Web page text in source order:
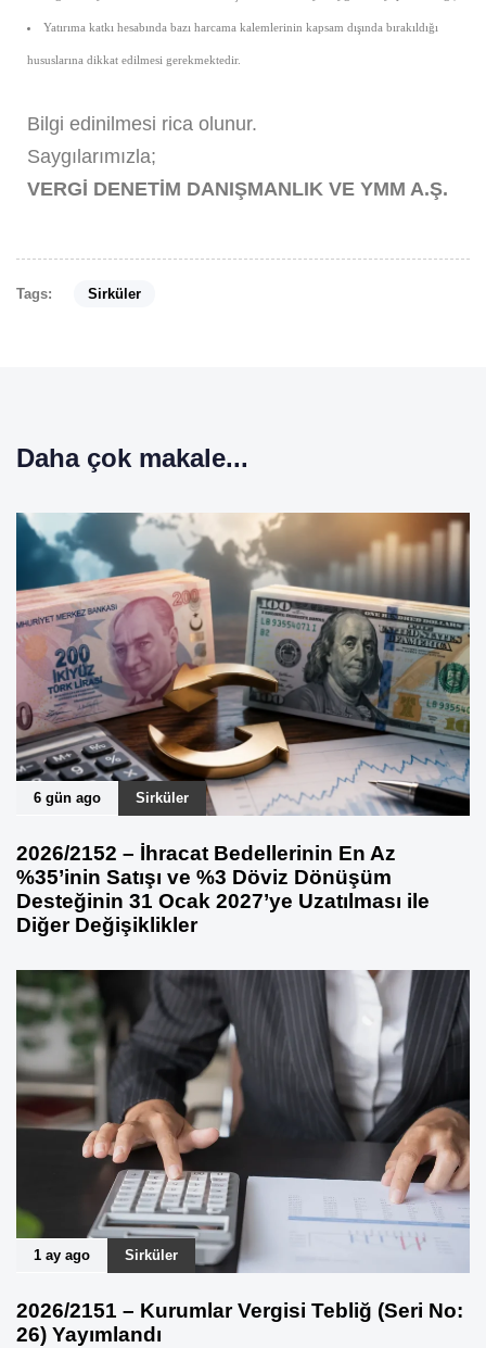
Yatırıma katkı hesabında bazı harcama kalemlerinin kapsam dışında bırakıldığı
hususlarına dikkat edilmesi gerekmektedir.
Bilgi edinilmesi rica olunur.
Saygılarımızla;
VERGİ DENETİM DANIŞMANLIK VE YMM A.Ş.
Tags: Sirküler
Daha çok makale...
6 gün ago Sirküler
2026/2152 – İhracat Bedellerinin En Az
%35’inin Satışı ve %3 Döviz Dönüşüm
Desteğinin 31 Ocak 2027’ye Uzatılması ile
Diğer Değişiklikler
1 ay ago Sirküler
2026/2151 – Kurumlar Vergisi Tebliğ (Seri No:
26) Yayımlandı